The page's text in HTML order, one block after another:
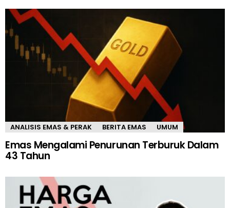
ANALISIS EMAS & PERAK BERITA EMAS UMUM
Emas Mengalami Penurunan Terburuk Dalam
43 Tahun